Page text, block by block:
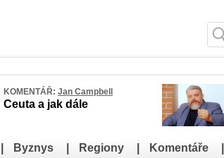
KOMENTÁŘ: Jan Campbell
Ceuta a jak dále
Byznys Regiony Komentáře